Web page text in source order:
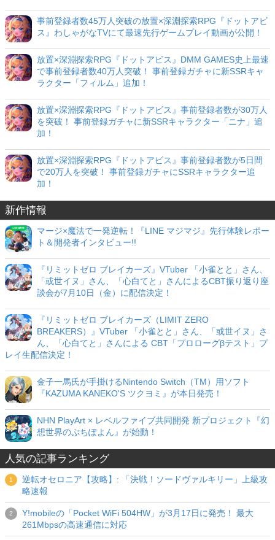
事前登録者数45万人突破の放置×深淵探索RPG『ドットアビ
ス』わしゃがなTVにて最速先行ゲームプレイ動画が公開！
放置×深淵探索RPG『ドットアビス』DMM GAMES史上最速
で事前登録者数40万人突破！ 事前登録ガチャに新SSRキャ
ラクター「フィルム」追加！
放置×深淵探索RPG『ドットアビス』事前登録者数が30万人
を突破！ 事前登録ガチャに新SSRキャラクター「ニナ」追
加！
放置×深淵探索RPG『ドットアビス』事前登録者数が5日間
で20万人を突破！ 事前登録ガチャにSSRキャラクター追
加！
新作情報
マージ×魔法で一発逆転！『LINE マジマジ』先行体験レポー
ト＆開発者インタビュー!!
『リミットゼロ ブレイカーズ』VTuber 「小雀とと」さん、
「或世イヌ」さん、「心白てと」さんによるCBT振り返り座
談会が7月10日（金）に配信決定！
『リミットゼロ ブレイカーズ（LIMIT ZERO
BREAKERS）』VTuber 「小雀とと」さん、「或世イヌ」さ
ん、「心白てと」さんによる CBT「プロローグβテスト」プ
レイ生配信決定！
金子一馬氏が手掛けるNintendo Switch（TM）用ソフト
『KAZUMA KANEKO'S ツクヨミ』が本日発売！
NHN PlayArt × レベルファイブ共同開発 新プロジェクト『幻
想世界のぷちぽよん』が始動！
人気の記事ランキング
逆転オセロニア【攻略】: 「決戦！ソードヴァルキリー」上級攻
略速報
Y!mobileの「Pocket WiFi 504HW」が3月17日に発売！ 最大
261Mbpsの高速通信に対応